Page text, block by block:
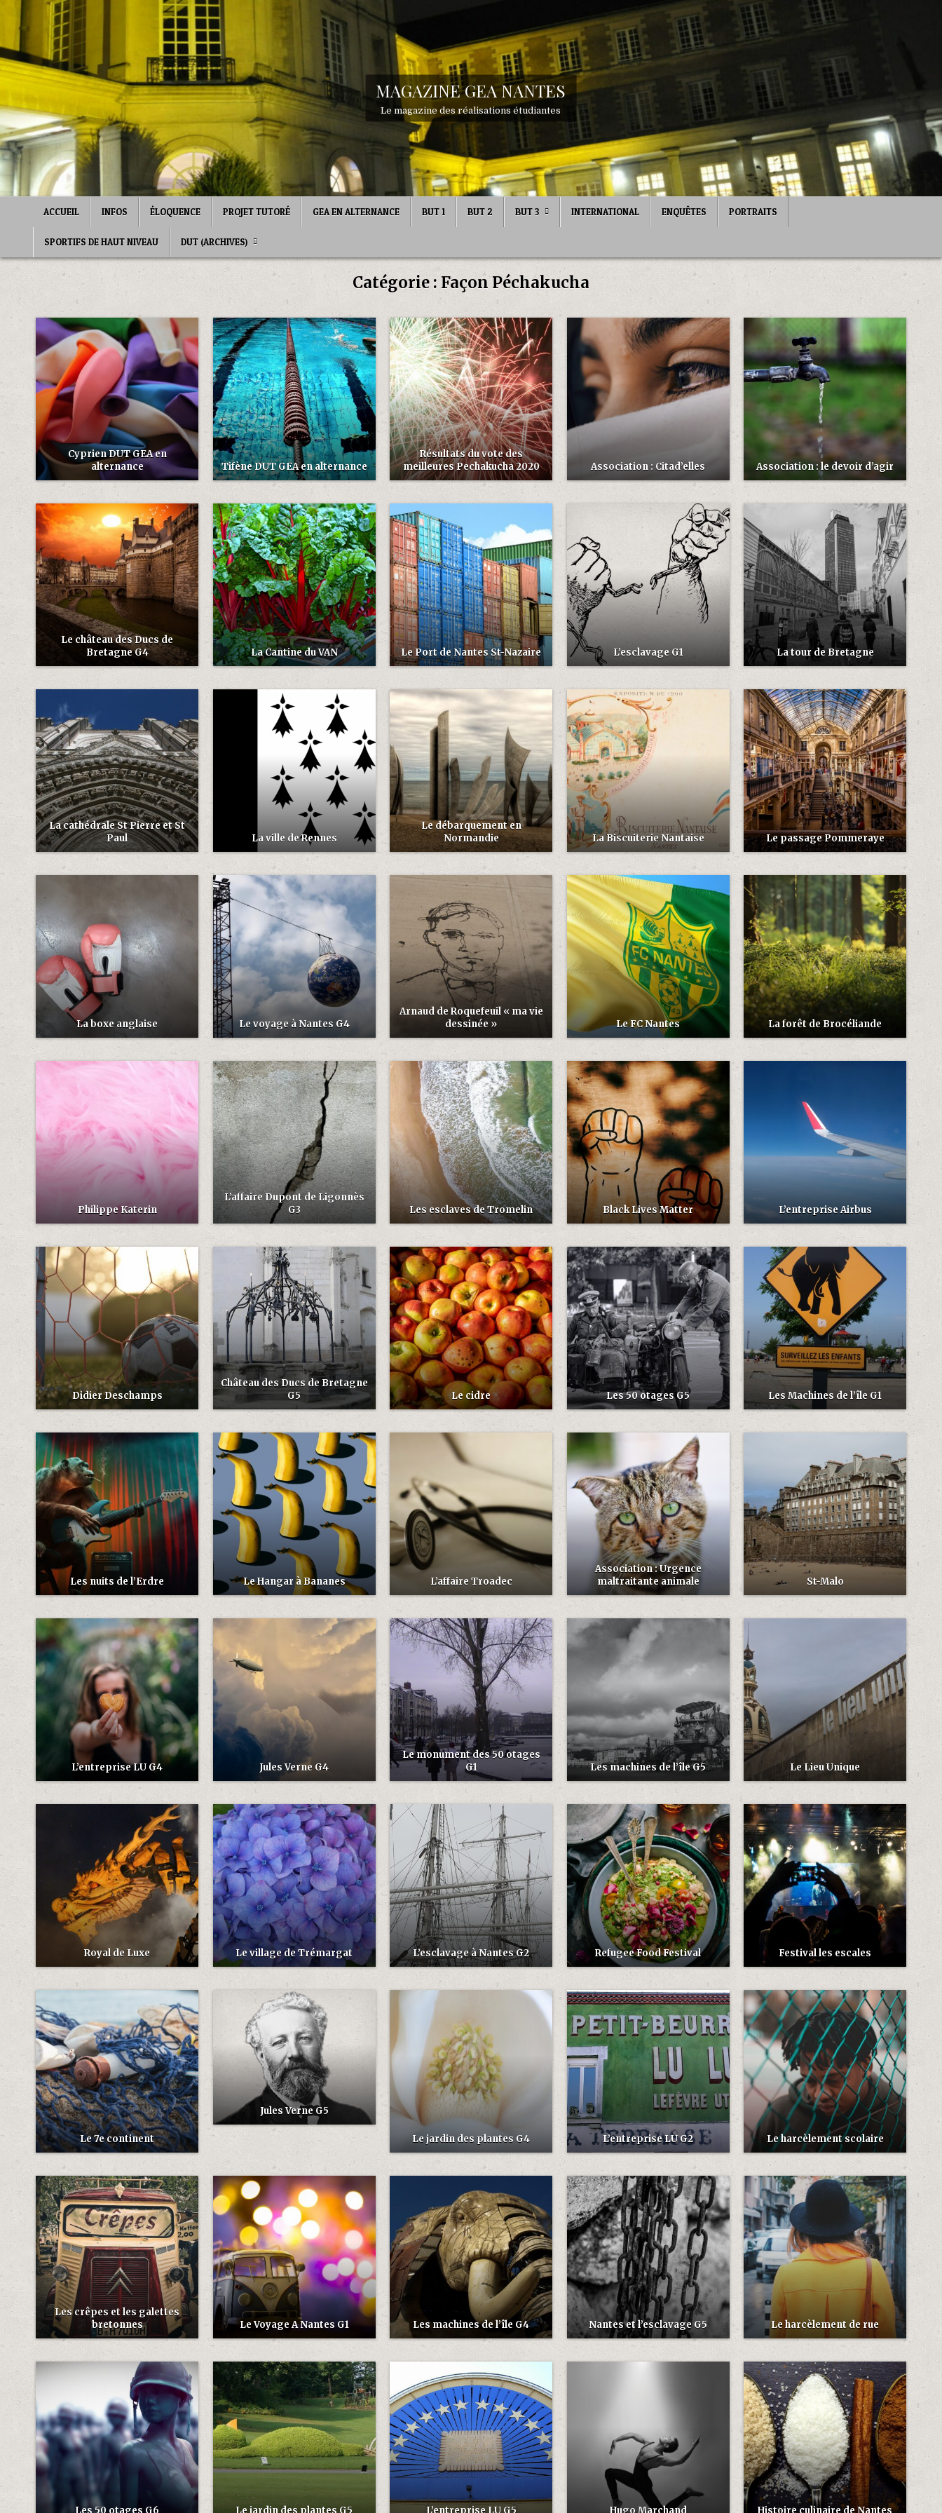
MAGAZINE GEA NANTES
Le magazine des réalisations étudiantes
ACCUEIL INFOS ÉLOQUENCE PROJET TUTORÉ GEA EN ALTERNANCE BUT 1 BUT 2 BUT 3 INTERNATIONAL ENQUÊTES PORTRAITS
SPORTIFS DE HAUT NIVEAU DUT (ARCHIVES)
Catégorie : Façon Péchakucha
Cyprien DUT GEA en
alternance
Tifène DUT GEA en alternance
Résultats du vote des
meilleures Pechakucha 2020
Association : Citad’elles Association : le devoir d’agir
Le château des Ducs de
Bretagne G4
La Cantine du VAN Le Port de Nantes St-Nazaire L’esclavage G1 La tour de Bretagne
La cathédrale St Pierre et St
Paul
La ville de Rennes
Le débarquement en
Normandie
La Biscuiterie Nantaise Le passage Pommeraye
La boxe anglaise Le voyage à Nantes G4
Arnaud de Roquefeuil « ma vie
dessinée »
Le FC Nantes La forêt de Brocéliande
Philippe Katerin
L’affaire Dupont de Ligonnès
G3
Les esclaves de Tromelin Black Lives Matter L’entreprise Airbus
Didier Deschamps
Château des Ducs de Bretagne
G5
Le cidre Les 50 otages G5 Les Machines de l’île G1
Les nuits de l’Erdre Le Hangar à Bananes L’affaire Troadec
Association : Urgence
maltraitante animale
St-Malo
L’entreprise LU G4 Jules Verne G4
Le monument des 50 otages
G1
Les machines de l’île G5 Le Lieu Unique
Royal de Luxe Le village de Trémargat L’esclavage à Nantes G2 Refugee Food Festival Festival les escales
Le 7e continent
Jules Verne G5
Le jardin des plantes G4 L’entreprise LU G2 Le harcèlement scolaire
Les crêpes et les galettes
bretonnes
Le Voyage A Nantes G1 Les machines de l’île G4 Nantes et l’esclavage G5 Le harcèlement de rue
Les 50 otages G6 Le jardin des plantes G5 L’entreprise LU G5 Hugo Marchand Histoire culinaire de Nantes